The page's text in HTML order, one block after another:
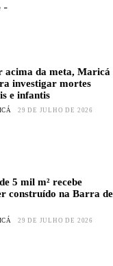
-
acima da meta, Maricá
investigar mortes
e infantis
29 DE JULHO DE 2026
5 mil m² recebe
construído na Barra de
29 DE JULHO DE 2026